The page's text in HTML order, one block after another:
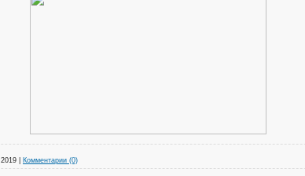
Комментарии (0)